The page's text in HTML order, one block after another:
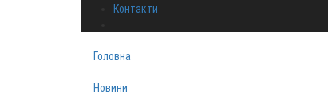
Контакти
Головна
Новини